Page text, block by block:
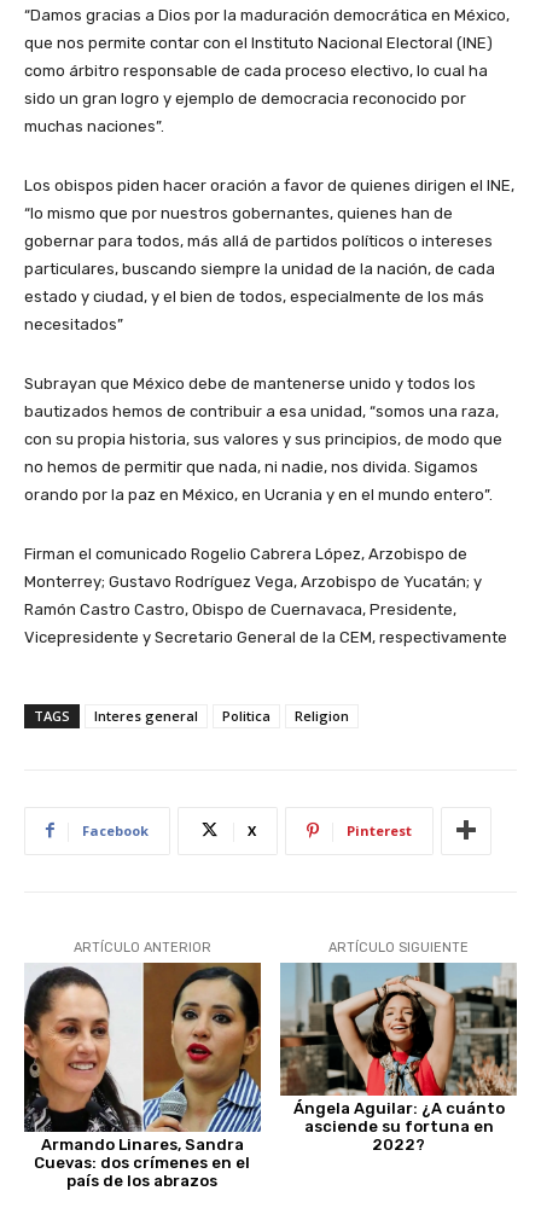
“Damos gracias a Dios por la maduración democrática en México,
que nos permite contar con el Instituto Nacional Electoral (INE)
como árbitro responsable de cada proceso electivo, lo cual ha
sido un gran logro y ejemplo de democracia reconocido por
muchas naciones”.
Los obispos piden hacer oración a favor de quienes dirigen el INE,
“lo mismo que por nuestros gobernantes, quienes han de
gobernar para todos, más allá de partidos políticos o intereses
particulares, buscando siempre la unidad de la nación, de cada
estado y ciudad, y el bien de todos, especialmente de los más
necesitados”
Subrayan que México debe de mantenerse unido y todos los
bautizados hemos de contribuir a esa unidad, “somos una raza,
con su propia historia, sus valores y sus principios, de modo que
no hemos de permitir que nada, ni nadie, nos divida. Sigamos
orando por la paz en México, en Ucrania y en el mundo entero”.
Firman el comunicado Rogelio Cabrera López, Arzobispo de
Monterrey; Gustavo Rodríguez Vega, Arzobispo de Yucatán; y
Ramón Castro Castro, Obispo de Cuernavaca, Presidente,
Vicepresidente y Secretario General de la CEM, respectivamente
TAGS Interes general Politica Religion
Facebook X Pinterest
ARTÍCULO ANTERIOR
Armando Linares, Sandra
Cuevas: dos crímenes en el
país de los abrazos
ARTÍCULO SIGUIENTE
Ángela Aguilar: ¿A cuánto
asciende su fortuna en
2022?